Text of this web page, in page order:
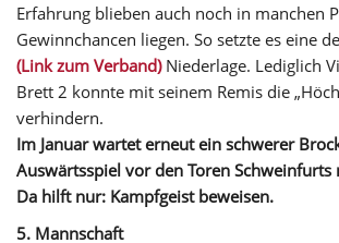
Erfahrung blieben auch noch in manchen
Gewinnchancen liegen. So setzte es eine
(Link zum Verband)Niederlage. Lediglich
Brett 2 konnte mit seinem Remis die
verhindern.
Im Januar wartet erneut ein schwerer
Auswärtsspiel vor den Toren Schweinfurts
Da hilft nur: Kampfgeist beweisen.
5. Mannschaft